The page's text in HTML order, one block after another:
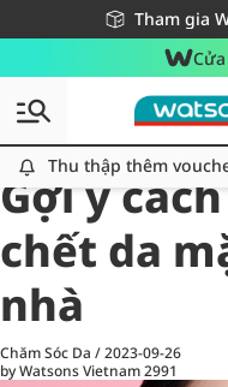
Tham gia
Miễn phí giao
Giao hàng nhanh
Thu thập thêm
All
Chăm Sóc Cá Nhân
Gợi ý
chết da
nhà
Chăm Sóc Da /2023-09-26
by Watsons Vietnam2991